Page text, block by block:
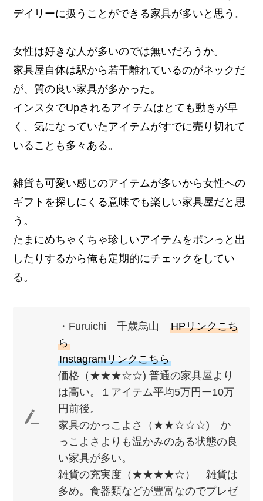
デイリーに扱うことができる家具が多いと思う。
女性は好きな人が多いのでは無いだろうか。
家具屋自体は駅から若干離れているのがネックだ
が、質の良い家具が多かった。
インスタでUpされるアイテムはとても動きが早
く、気になっていたアイテムがすでに売り切れて
いることも多々ある。
雑貨も可愛い感じのアイテムが多いから女性への
ギフトを探しにくる意味でも楽しい家具屋だと思
う。
たまにめちゃくちゃ珍しいアイテムをポンっと出
したりするから俺も定期的にチェックをしてい
る。
・Furuichi 千歳烏山 HPリンクこち
ら
Instagramリンクこちら
価格（★★★☆☆) 普通の家具屋より
は高い。１アイテム平均5万円ー10万
円前後。
家具のかっこよさ（★★☆☆☆) か
っこよさよりも温かみのある状態の良
い家具が多い。
雑貨の充実度（★★★★☆） 雑貨は
多め。食器類などが豊富なのでプレゼ